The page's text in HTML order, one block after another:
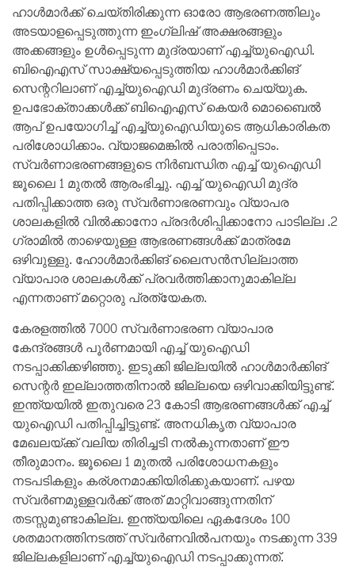
ഹാൾമാർക്ക് ചെയ്‌തിരിക്കുന്ന ഓരോ ആഭരണത്തിലും
അടയാളപ്പെടുത്തുന്ന ഇംഗ്ലിഷ് അക്ഷരങ്ങളും
അക്കങ്ങളും ഉൾപ്പെടുന്ന മുദ്രയാണ് എച്ച്‌യുഐഡി.
ബിഐഎസ് സാക്ഷ്യപ്പെടുത്തിയ ഹാൾമാർക്കിങ്
സെന്ററിലാണ് എച്ച്‍യുഐഡി മുദ്രണം ചെയ്യുക.
ഉപഭോക്താക്കൾക്ക് ബിഐഎസ് കെയർ മൊബൈൽ
ആപ് ഉപയോഗിച്ച് എച്ച്‌യുഐഡിയുടെ ആധികാരികത
പരിശോധിക്കാം. വ്യാജമെങ്കിൽ പരാതിപ്പെടാം.
സ്വർണാഭരണങ്ങളുടെ നിർബന്ധിത എച്ച് യുഐഡി
ജൂലൈ 1 മുതൽ ആരംഭിച്ചു. എച്ച് യുഐഡി മുദ്ര
പതിപ്പിക്കാത്ത ഒരു സ്വർണാഭരണവും വ്യാപര
ശാലകളിൽ വിൽക്കാനോ പ്രദർശിപ്പിക്കാനോ പാടില്ല .2
ഗ്രാമിൽ താഴെയുള്ള ആഭരണങ്ങൾക്ക് മാത്രമേ
ഒഴിവുള്ളു. ഹോൾമാർക്കിങ് ലൈസൻസില്ലാത്ത
വ്യാപാര ശാലകൾക്ക് പ്രവർത്തിക്കാനുമാകില്ല
എന്നതാണ് മറ്റൊരു പ്രത്യേകത.
കേരളത്തിൽ 7000 സ്വർണാഭരണ വ്യാപാര
കേന്ദ്രങ്ങൾ പൂർണമായി എച്ച് യുഐഡി
നടപ്പാക്കിക്കഴിഞ്ഞു. ഇടുക്കി ജില്ലയിൽ ഹാൾമാർക്കിങ്
സെന്റർ ഇല്ലാത്തതിനാൽ ജില്ലയെ ഒഴിവാക്കിയിട്ടുണ്ട്.
ഇന്ത്യയിൽ ഇതുവരെ 23 കോടി ആഭരണങ്ങൾക്ക് എച്ച്
യുഐഡി പതിപ്പിച്ചിട്ടുണ്ട്. അനധികൃത വ്യാപാര
മേഖലയ്ക്ക് വലിയ തിരിച്ചടി നൽകുന്നതാണ് ഈ
തീരുമാനം. ജൂലൈ 1 മുതൽ പരിശോധനകളും
നടപടികളും കര്ശനമാക്കിയിരിക്കുകയാണ്. പഴയ
സ്വർണമുള്ളവർക്ക് അത് മാറ്റിവാങ്ങുന്നതിന്
തടസ്സമുണ്ടാകില്ല. ഇന്ത്യയിലെ ഏകദേശം 100
ശതമാനത്തിനടത്ത് സ്വർണവിൽപനയും നടക്കുന്ന 339
ജില്ലകളിലാണ് എച്ച്‍യുഐഡി നടപ്പാക്കുന്നത്.